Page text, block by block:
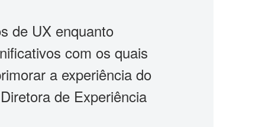
de UX enquanto
com os quais
a experiência do
de Experiência